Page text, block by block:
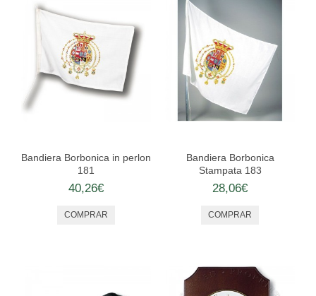
ORDENES ECUESTRES
TOGAS Y ACCESORIOS
CONTACTO
Bandiera Borbonica in perlon
181
40,26€
Bandiera Borbonica
Stampata 183
28,06€